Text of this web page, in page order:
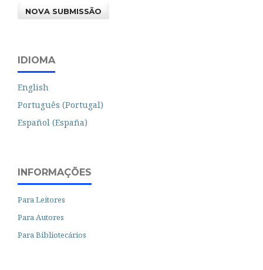
NOVA SUBMISSÃO
IDIOMA
English
Português (Portugal)
Español (España)
INFORMAÇÕES
Para Leitores
Para Autores
Para Bibliotecários